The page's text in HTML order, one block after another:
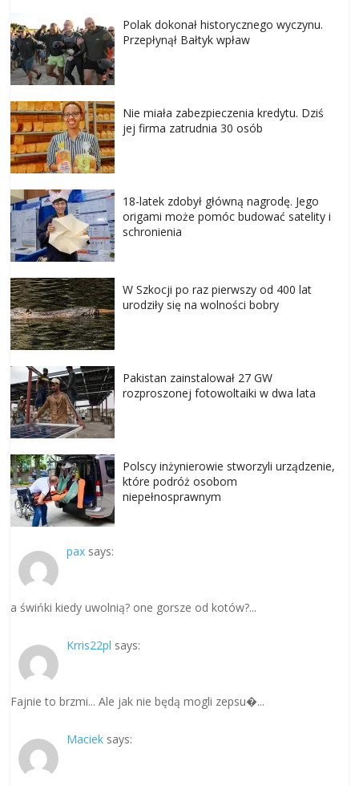
Polak dokonał historycznego wyczynu.
Przepłynął Bałtyk wpław
Nie miała zabezpieczenia kredytu. Dziś
jej firma zatrudnia 30 osób
18-latek zdobył główną nagrodę. Jego
origami może pomóc budować satelity i
schronienia
W Szkocji po raz pierwszy od 400 lat
urodziły się na wolności bobry
Pakistan zainstalował 27 GW
rozproszonej fotowoltaiki w dwa lata
Polscy inżynierowie stworzyli urządzenie,
które podróż osobom
niepełnosprawnym
pax says:
a świńki kiedy uwolnią? one gorsze od kotów?...
Krris22pl says:
Fajnie to brzmi... Ale jak nie będą mogli zepsu�...
Maciek says: